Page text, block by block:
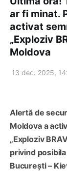
ar fi minat.
activat
„Exploziv
Moldova
13 dec. 2025,
Alertă de
Moldova a
„Exploziv
privind
București –